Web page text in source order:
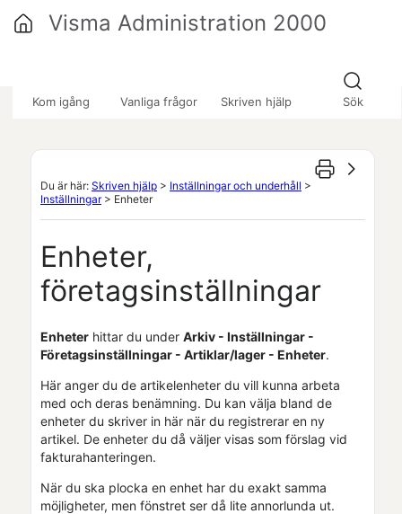
Kom igång Vanliga frågor Skriven hjälp Sök
Visma Administration 2000
Du är här: Skriven hjälp > Inställningar och underhåll >
Inställningar> Enheter
Enheter,
företagsinställningar
Enheter hittar du under Arkiv - Inställningar -
Företagsinställningar - Artiklar/lager - Enheter.
Här anger du de artikelenheter du vill kunna arbeta
med och deras benämning. Du kan välja bland de
enheter du skriver in här när du registrerar en ny
artikel. De enheter du då väljer visas som förslag vid
fakturahanteringen.
När du ska plocka en enhet har du exakt samma
möjligheter, men fönstret ser då lite annorlunda ut.